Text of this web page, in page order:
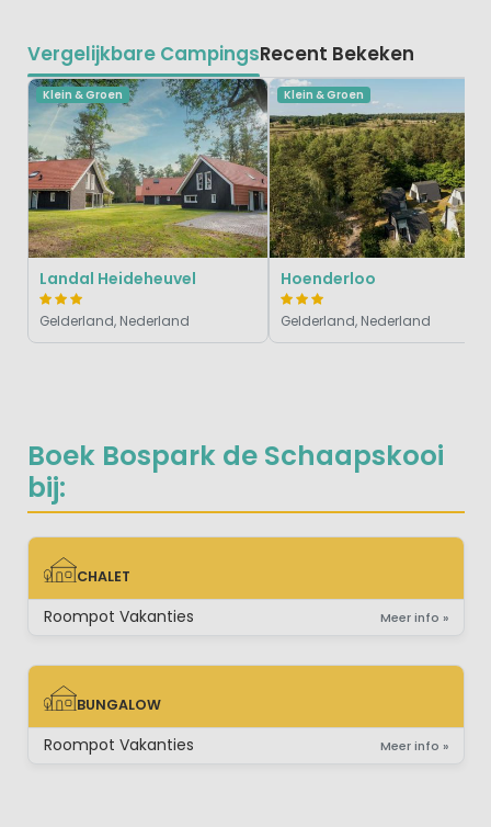
Boek Bospark de Schaapskooi
bij:
CHALET
CHALET
Roompot Vakanties Meer info »
BUNGALOW
BUNGALOW
Roompot Vakanties Meer info »
Vergelijkbare CampingsRecent Bekeken
Klein & Groen
Landal Heideheuvel
Gelderland, Nederland
Klein & Groen
Hoenderloo
Gelderland, Nederland